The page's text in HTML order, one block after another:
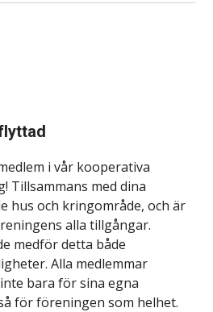
i vår kooperativa
Tillsammans med dina
hus och kringområde, och är
alla tillgångar.
medför detta både
Alla medlemmar
bara för sina egna
för föreningen som helhet.